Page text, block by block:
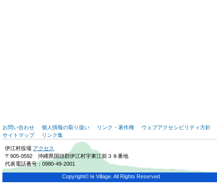
お問い合わせ 個人情報の取り扱い リンク・著作権
ウェブアクセシビリティ方針
サイトマップ
リンク集
伊江村役場 アクセス
〒905-0592 沖縄県国頭郡伊江村字東江前３８番地
代表電話番号：0980-49-2001
Copyright© Ie Village. All Rights Reserved